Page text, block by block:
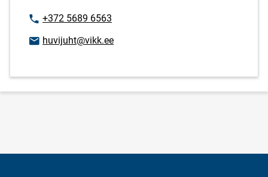
Phone number
+372 5689 6563
Email address
huvijuht@vikk.ee